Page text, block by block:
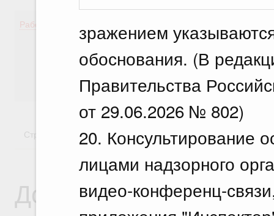
зражением
обоснования. (В
Правительства
от 29.06.2026 № 802)
20. Консультирование
лицами надзорного
видео-конференц-
Работа Правительства
Здоровье
Культура
Государство
Стратегии Государственные программы
Документы